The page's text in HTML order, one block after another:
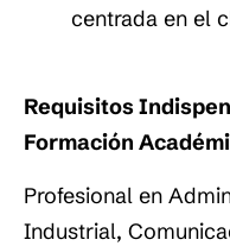
centrada en el
Requisitos
Formación
Profesional en
Industrial,